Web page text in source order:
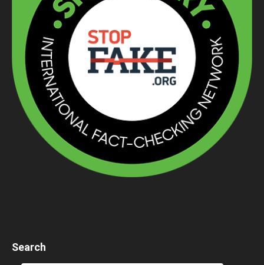
Search